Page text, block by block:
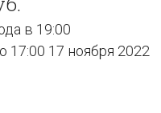
в 19:00
17:00 17 ноября 2022